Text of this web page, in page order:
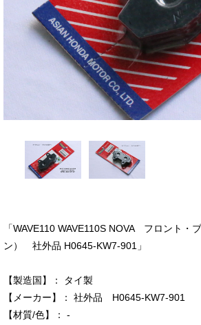
「WAVE110 WAVE110S NOVA フロント・
ン） 社外品 H0645-KW7-901」
【製造国】： タイ製
【メーカー】： 社外品 H0645-KW7-901
【材質/色】： -